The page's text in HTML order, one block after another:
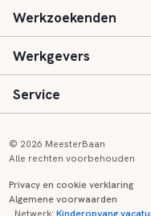
Basisonderwijs
Speciaal (basis) onderwijs
Voortgezet onderwijs
Kinderopvang
Werkzoekenden
Aanmelden
Vacatures
Zij-instroom informatie
Werkgevers
Inloggen
Registreren
Service
Onderwijs links
© 2026 MeesterBaan
Alle rechten voorbehouden
Privacy en cookie verklaring
Algemene voorwaarden
Netwerk:Kinderopvang